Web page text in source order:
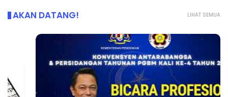
LIHAT SEMUA
AKAN DATANG!